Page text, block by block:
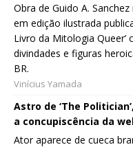
Obra de Guido A.
em edição ilustrada
Livro da Mitologia Queer’
divindades e figuras
BR.
Vinícius Yamada
Astro de ‘The
a concupiscência da
Ator aparece de cueca